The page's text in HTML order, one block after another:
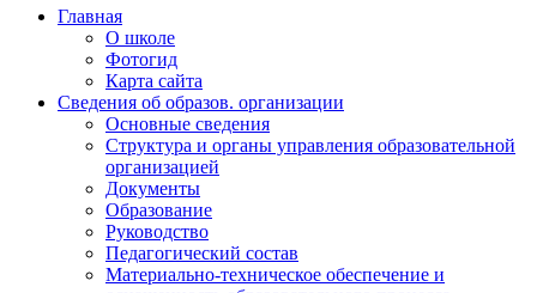
Главная
О школе
Фотогид
Карта сайта
Сведения об образов. организации
Основные сведения
Структура и органы управления образовательной
организацией
Документы
Образование
Руководство
Педагогический состав
Материально-техническое обеспечение и